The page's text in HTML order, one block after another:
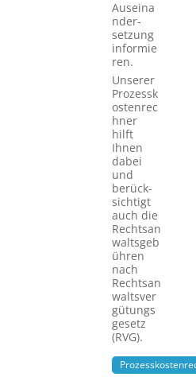
Auseina
nder­
setzung
informie
ren.
Unserer
Prozessk
ostenrec
hner
hilft
Ihnen
dabei
und
berück­
sichtigt
auch die
Rechtsan
waltsgeb
ühren
nach
Rechtsan
waltsver
gütungs
gesetz
(RVG).